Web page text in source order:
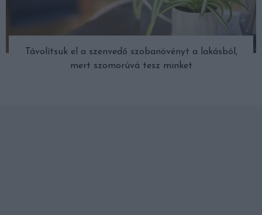
Távolítsuk el a szenvedő szobanövényt a lakásból,
mert szomorúvá tesz minket